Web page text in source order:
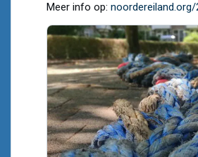
Meer info op: noordereiland.org/